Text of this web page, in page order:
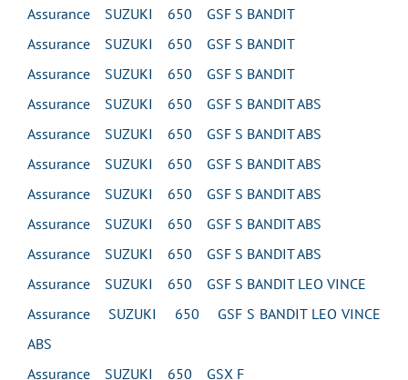
Assurance SUZUKI 650 GSF S BANDIT
Assurance SUZUKI 650 GSF S BANDIT
Assurance SUZUKI 650 GSF S BANDIT
Assurance SUZUKI 650 GSF S BANDIT ABS
Assurance SUZUKI 650 GSF S BANDIT ABS
Assurance SUZUKI 650 GSF S BANDIT ABS
Assurance SUZUKI 650 GSF S BANDIT ABS
Assurance SUZUKI 650 GSF S BANDIT ABS
Assurance SUZUKI 650 GSF S BANDIT ABS
Assurance SUZUKI 650 GSF S BANDIT LEO VINCE
Assurance SUZUKI 650 GSF S BANDIT LEO VINCE
ABS
Assurance SUZUKI 650 GSX F